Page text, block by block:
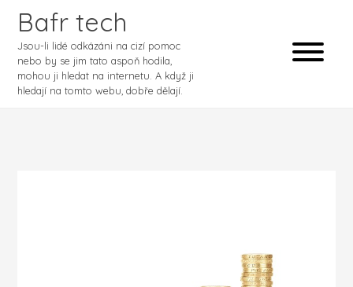
Bafr tech
Jsou-li lidé odkázáni na cizí pomoc
nebo by se jim tato aspoň hodila,
mohou ji hledat na internetu. A když ji
hledají na tomto webu, dobře dělají.